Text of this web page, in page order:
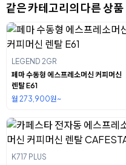
같은 카테고리의 다른 상품
LEGEND 2GR
페마 수동형 에스프레소머신 커피머신
렌탈 E61
월 273,900원~
K717 PLUS